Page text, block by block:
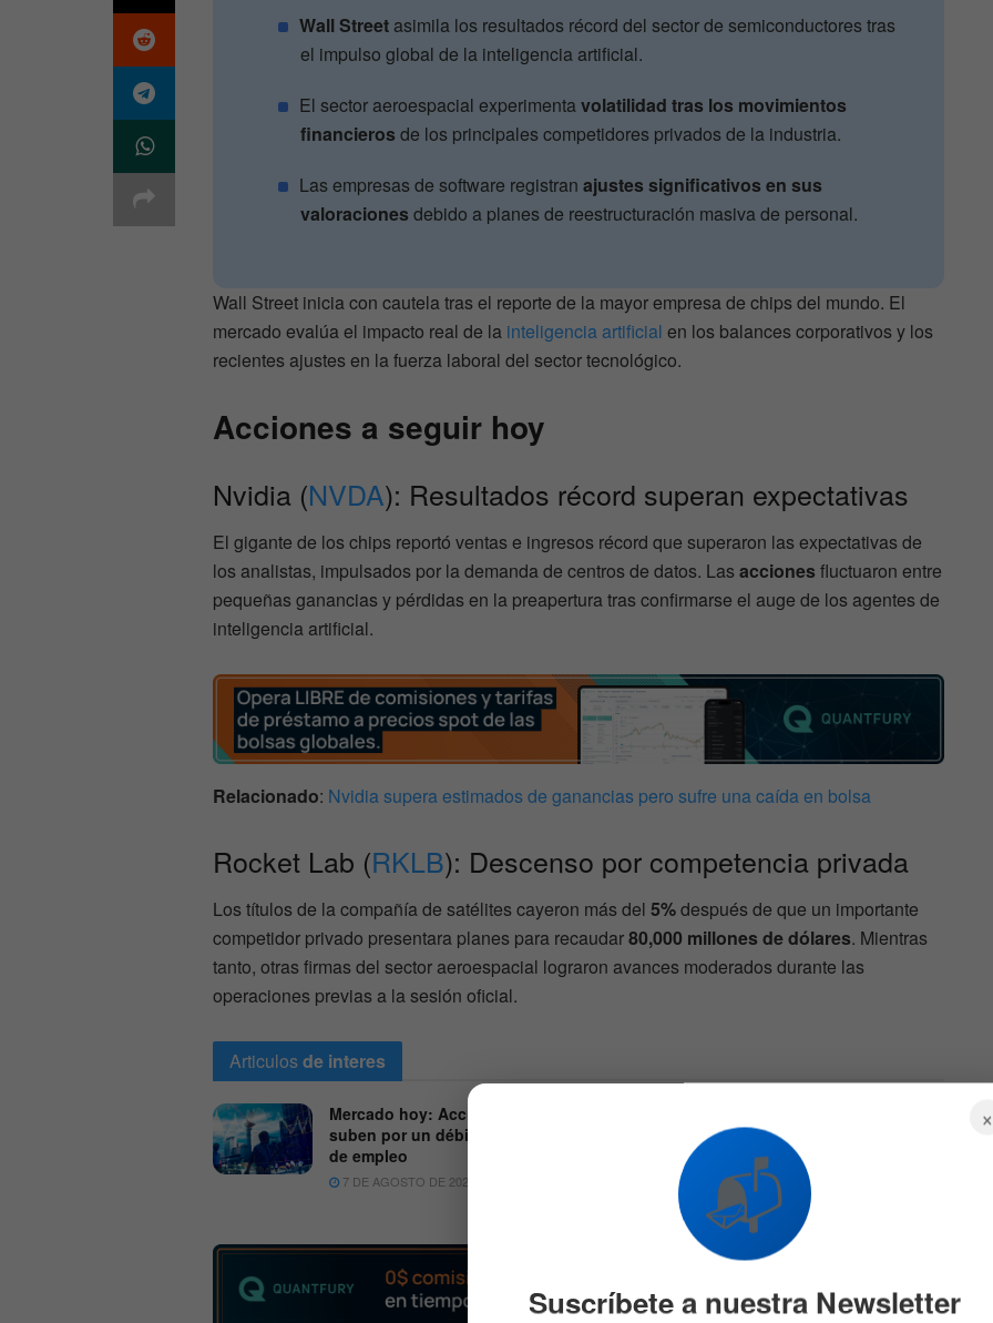
Wall Street asimila los resultados récord del sector de semiconductores tras
el impulso global de la inteligencia artificial.
El sector aeroespacial experimentavolatilidad tras los movimientos
financieros de los principales competidores privados de la industria.
Las empresas de software registranajustes significativos en sus
valoraciones debido a planes de reestructuración masiva de personal.
Wall Street inicia con cautela tras el reporte de la mayor empresa de chips del mundo. El
mercado evalúa el impacto real de la inteligencia artificial en los balances corporativos y los
recientes ajustes en la fuerza laboral del sector tecnológico.
Acciones a seguir hoy
Nvidia (NVDA): Resultados récord superan expectativas
El gigante de los chips reportó ventas e ingresos récord que superaron las expectativas de
los analistas, impulsados por la demanda de centros de datos. Lasacciones fluctuaron entre
pequeñas ganancias y pérdidas en la preapertura tras confirmarse el auge de los agentes de
inteligencia artificial.
Relacionado: Nvidia supera estimados de ganancias pero sufre una caída en bolsa
Rocket Lab (RKLB): Descenso por competencia privada
Los títulos de la compañía de satélites cayeron más del 5%después de que un importante
competidor privado presentara planes para recaudar80,000 millones de dólares. Mientras
tanto, otras firmas del sector aeroespacial lograron avances moderados durante las
operaciones previas a la sesión oficial.
Articulosde interes
Mercado hoy: Acciones
suben por un débil reporte
de empleo
7 DE AGOSTO DE 2026
golpeó a AMD tras sus
ganancias
5 DE AGOSTO DE 2026
×
📬
Suscríbete a nuestra Newsletter